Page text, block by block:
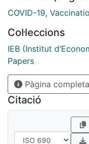
difference empirical
to MWTP. We find
good governance
COVID-19,
Col·leccions
IEB (Institut
Papers
Pàgina
Citació